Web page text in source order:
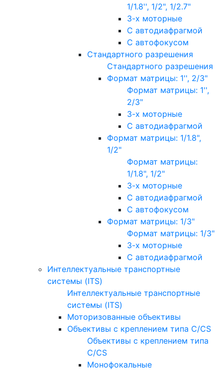
1/1.8'', 1/2", 1/2.7"
3-х моторные
С автодиафрагмой
С автофокусом
Стандартного разрешения
Стандартного разрешения
Формат матрицы: 1'', 2/3"
Формат матрицы: 1'',
2/3"
3-х моторные
С автодиафрагмой
Формат матрицы: 1/1.8",
1/2"
Формат матрицы:
1/1.8", 1/2"
3-х моторные
С автодиафрагмой
С автофокусом
Формат матрицы: 1/3"
Формат матрицы: 1/3"
3-х моторные
С автодиафрагмой
Интеллектуальные транспортные
системы (ITS)
Интеллектуальные транспортные
системы (ITS)
Моторизованные объективы
Объективы с креплением типа C/CS
Объективы с креплением типа
C/CS
Монофокальные